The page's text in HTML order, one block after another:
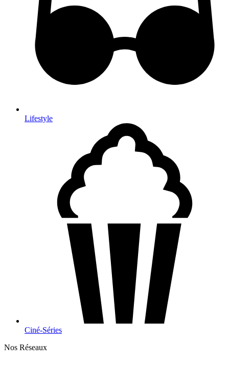
Lifestyle
Ciné-Séries
Nos Réseaux